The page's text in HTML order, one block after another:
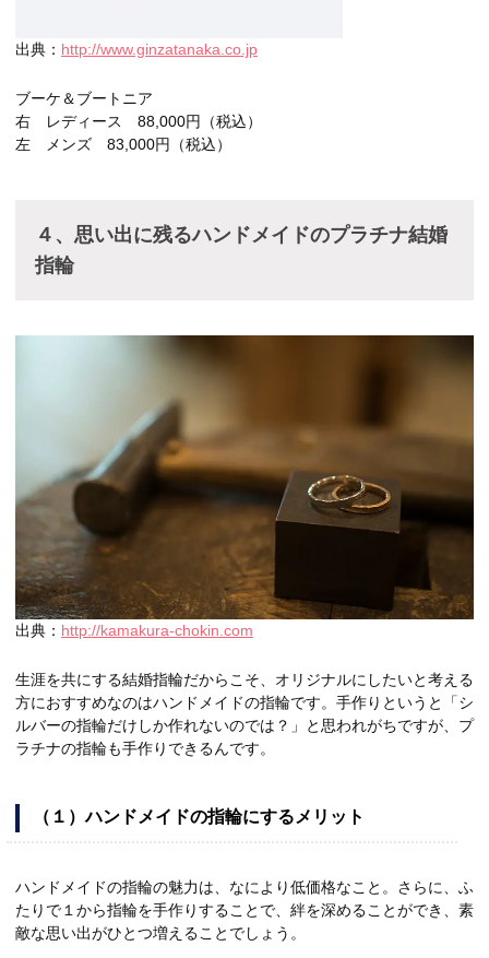
出典： http://www.ginzatanaka.co.jp
ブーケ＆ブートニア
右 レディース 88,000円（税込）
左 メンズ 83,000円（税込）
４、思い出に残るハンドメイドのプラチナ結婚
指輪
出典： http://kamakura-chokin.com
生涯を共にする結婚指輪だからこそ、オリジナルにしたいと考える
方におすすめなのはハンドメイドの指輪です。手作りというと「シ
ルバーの指輪だけしか作れないのでは？」と思われがちですが、プ
ラチナの指輪も手作りできるんです。
（１）ハンドメイドの指輪にするメリット
ハンドメイドの指輪の魅力は、なにより低価格なこと。さらに、ふ
たりで１から指輪を手作りすることで、絆を深めることができ、素
敵な思い出がひとつ増えることでしょう。